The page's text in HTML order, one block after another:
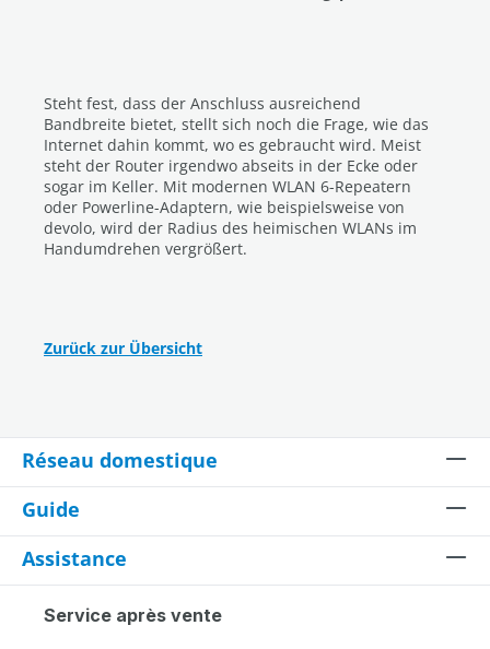
Steht fest, dass der Anschluss ausreichend
Bandbreite bietet, stellt sich noch die Frage, wie das
Internet dahin kommt, wo es gebraucht wird. Meist
steht der Router irgendwo abseits in der Ecke oder
sogar im Keller. Mit modernen WLAN 6-Repeatern
oder Powerline-Adaptern, wie beispielsweise von
devolo, wird der Radius des heimischen WLANs im
Handumdrehen vergrößert.
Zurück zur Übersicht
Réseau domestique
Guide
Assistance
Service après vente